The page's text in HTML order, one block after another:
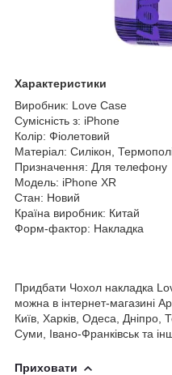
Характеристики
Виробник: Love Case
Сумісність з: iPhone
Колір: Фіолетовий
Матеріал: Силікон,
Призначення: Для телефону
Модель: iPhone XR
Стан: Новий
Країна виробник: Китай
Форм-фактор: Накладка
Придбати Чохол накладка
можна в інтернет-магазині
Київ, Харків, Одеса, Дніпро,
Суми, Івано-Франківськ та
Приховати